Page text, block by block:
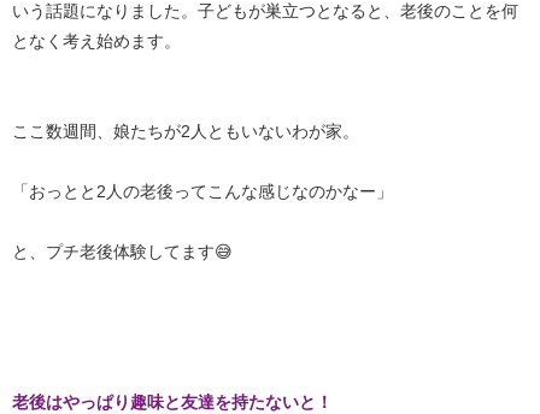
いう話題になりました。子どもが巣立つとなると、老後のことを何
となく考え始めます。
ここ数週間、娘たちが2人ともいないわが家。
「おっとと2人の老後ってこんな感じなのかなー」
と、プチ老後体験してます😅
老後はやっぱり趣味と友達を持たないと！